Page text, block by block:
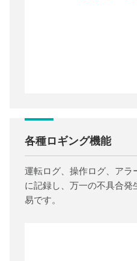
各種ロギング機能
運転ログ、操作ログ、アラ
に記録し、万一の不具合発
易です。